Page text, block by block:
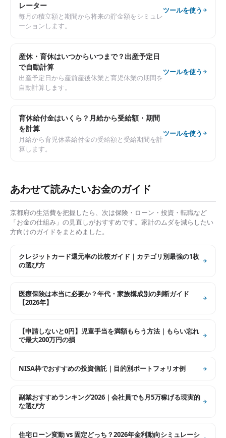
レーター
毎月の積立額と期間から将来の貯金額をシミュレ
ーションします。
ツールを使う
産休・育休はいつからいつまで？出産予定日
で自動計算
出産予定日から産前産後休業と育児休業の期間を
自動計算します。
ツールを使う
育休給付金はいくら？月給から受給額・期間
を計算
月給から育児休業給付金の受給額と受給期間を計
算します。
ツールを使う
あわせて読みたいお金のガイド
京都府の生活費を把握したら、次は保険・ローン・投資・転職など
「お金の仕組み」の見直しがおすすめです。家計のムダを減らしたい
方向けのガイドをまとめました。
クレジットカード還元率の比較ガイド｜カテゴリ別最強の1枚
の選び方
医療保険は本当に必要か？年代・家族構成別の判断ガイド
【2026年】
【申請しないと0円】児童手当を満額もらう方法｜もらい忘れ
で最大200万円の損
NISA枠でおすすめの投資信託｜目的別ポートフォリオ例
副業おすすめランキング2026｜会社員でも月5万稼げる現実的
な選び方
住宅ローン変動 vs 固定どっち？2026年金利動向シミュレーシ